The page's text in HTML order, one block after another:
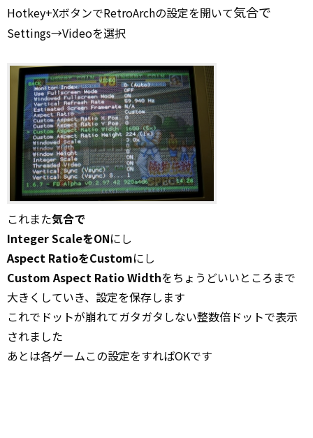
Hotkey+XボタンでRetroArchの設定を開いて気合で
Settings→Videoを選択
これまた気合で
Integer ScaleをONにし
Aspect RatioをCustomにし
Custom Aspect Ratio Widthをちょうどいいところまで
大きくしていき、設定を保存します
これでドットが崩れてガタガタしない整数倍ドットで表示
されました
あとは各ゲームこの設定をすればOKです